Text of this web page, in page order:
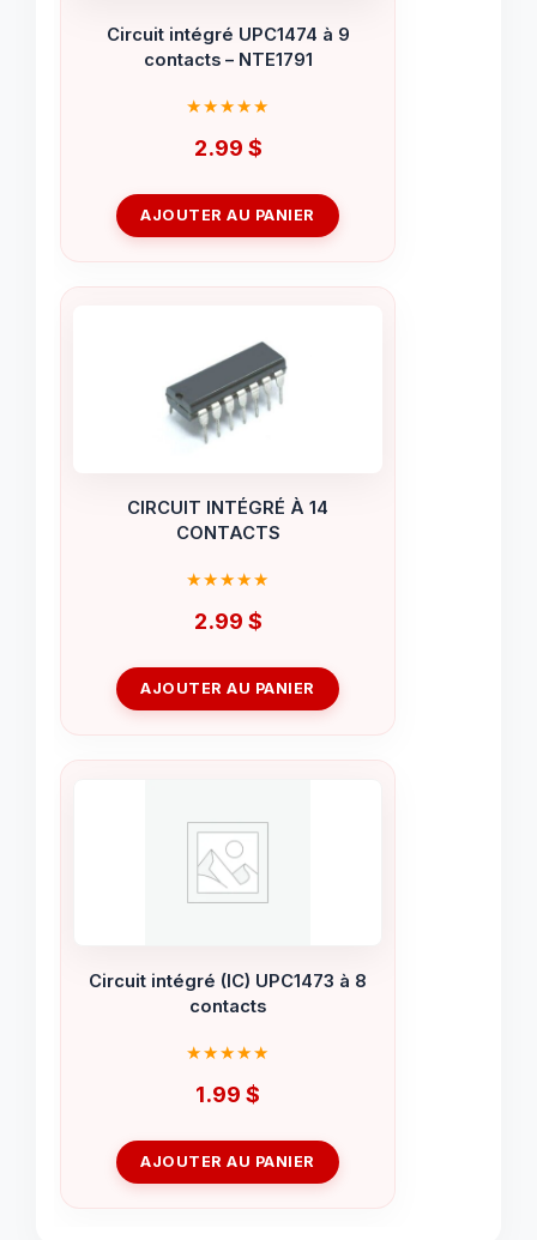
Circuit intégré UPC1474 à 9
contacts – NTE1791
2.99 $
AJOUTER AU PANIER
CIRCUIT INTÉGRÉ À 14
CONTACTS
2.99 $
AJOUTER AU PANIER
Circuit intégré (IC) UPC1473 à 8
contacts
1.99 $
AJOUTER AU PANIER